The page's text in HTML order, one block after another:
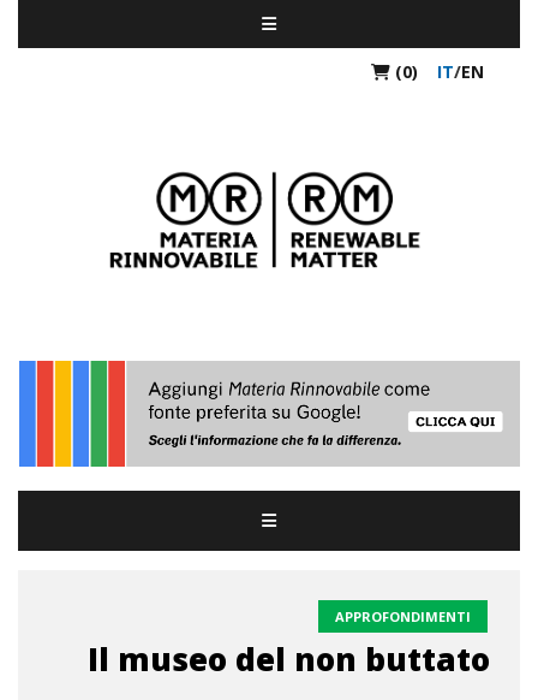
(0) IT/EN
APPROFONDIMENTI
Il museo del non buttato